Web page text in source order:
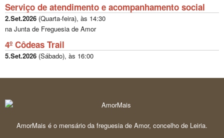
Serviço de atendimento e acompanhamento social
2.Set.2026 (Quarta-feira), às 14:30
na Junta de Freguesia de Amor
4º Côdeas Trail
5.Set.2026 (Sábado), às 16:00
AmorMais é o mensário da freguesia de Amor, concelho de Leiria.